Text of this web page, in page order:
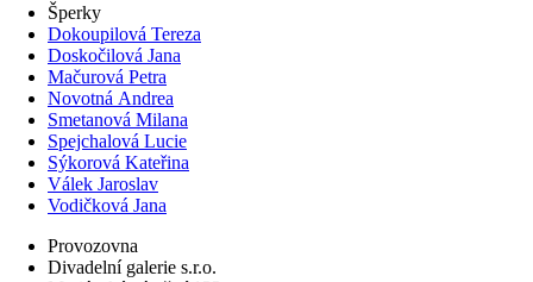
Šperky
Dokoupilová Tereza
Doskočilová Jana
Mačurová Petra
Novotná Andrea
Smetanová Milana
Spejchalová Lucie
Sýkorová Kateřina
Válek Jaroslav
Vodičková Jana
Provozovna
Divadelní galerie s.r.o.